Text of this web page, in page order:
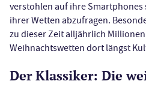
verstohlen auf ihre Smartphones
ihrer Wetten abzufragen.
zu dieser Zeit alljährlich
Weihnachtswetten dort längst
Der Klassiker: Die